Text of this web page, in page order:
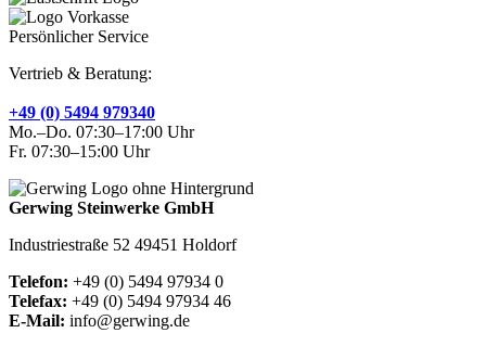
Persönlicher Service
Vertrieb & Beratung:
+49 (0) 5494 979340
Mo.–Do. 07:30–17:00 Uhr
Fr. 07:30–15:00 Uhr
Gerwing Steinwerke GmbH
Industriestraße 52 49451 Holdorf
Telefon: +49 (0) 5494 97934 0
Telefax: +49 (0) 5494 97934 46
E-Mail: info@gerwing.de